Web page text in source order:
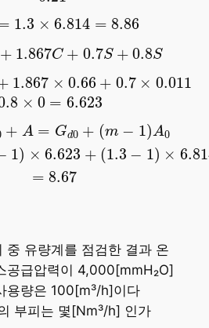
1.3 × 6.814 = 8.86
1.3× 6.814 = 8.86
+ 1.867C + 0.7S + 0.8S
0 +1.867C + 0.7S+ 0.8 S
1.867 × 0.66 + 0.7 × 0.011
× 0 = 6.623
1.867×0.66+0.7 ×0.011+ 0.8
+ A = Gd0 + (m − 1)A0
1) × 6.623 + (1.3 − 1) ×
= 8.67
0 ( 1) 0 6.623+ 1.3
중 유량계를 점검한 결과 온
급압력이 4,000[mmH₂O]
용량은 100[m³/h]이다
부피는 몇[Nm³/h] 인가